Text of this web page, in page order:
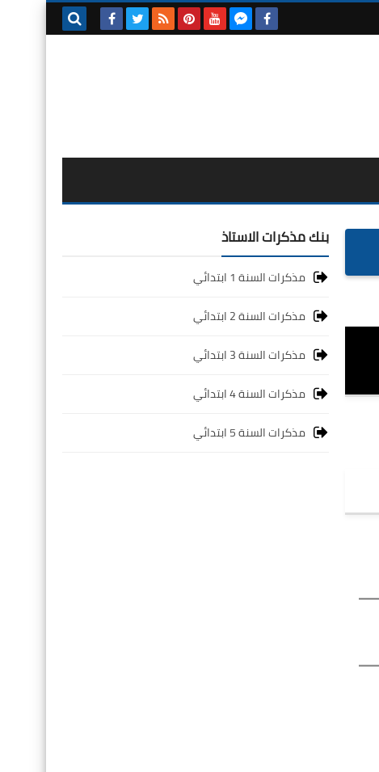
بنك مذكرات الاستاذ
مذكرات السنة 1 ابتدائي
مذكرات السنة 2 ابتدائي
مذكرات السنة 3 ابتدائي
مذكرات السنة 4 ابتدائي
مذكرات السنة 5 ابتدائي